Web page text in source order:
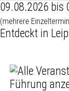
09.08.2026 bis
(mehrere
Entdeckt in